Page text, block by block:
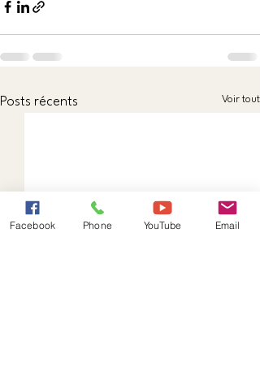
Posts récents Voir tout
Facebook Phone YouTube Email